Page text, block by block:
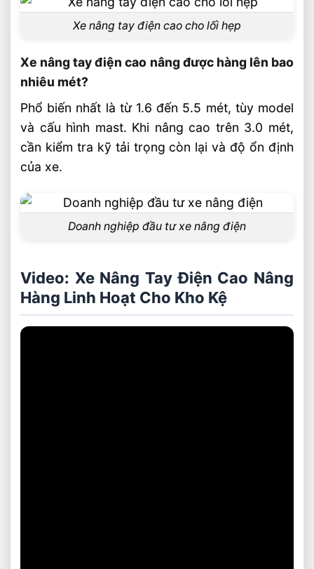
Xe nâng tay điện cao cho lối hẹp
Xe nâng tay điện cao nâng được hàng lên bao
nhiêu mét?
Phổ biến nhất là từ 1.6 đến 5.5 mét, tùy model
và cấu hình mast. Khi nâng cao trên 3.0 mét,
cần kiểm tra kỹ tải trọng còn lại và độ ổn định
của xe.
Doanh nghiệp đầu tư xe nâng điện
Video: Xe Nâng Tay Điện Cao Nâng
Hàng Linh Hoạt Cho Kho Kệ